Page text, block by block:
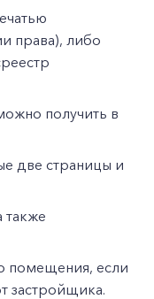
права), либо
получить в
две страницы и
также
помещения, если
застройщика.